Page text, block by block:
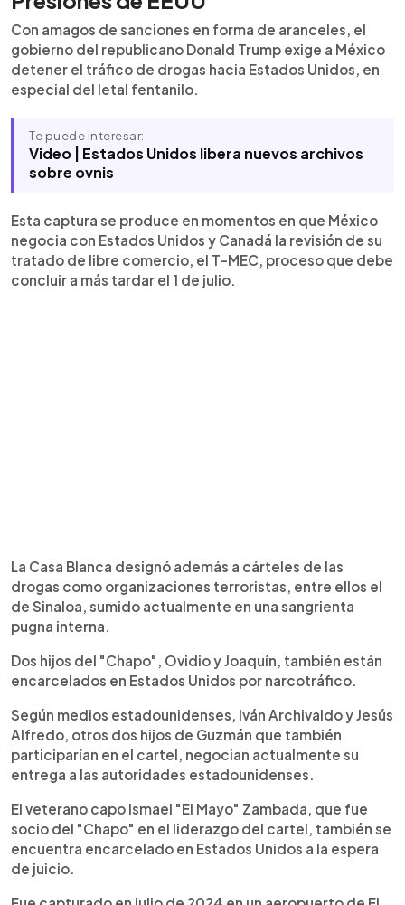
Con amagos de sanciones en forma de aranceles, el
gobierno del republicano Donald Trump exige a México
detener el tráfico de drogas hacia Estados Unidos, en
especial del letal fentanilo.
Te puede interesar:
Video | Estados Unidos libera nuevos archivos
sobre ovnis
Esta captura se produce en momentos en que México
negocia con Estados Unidos y Canadá la revisión de su
tratado de libre comercio, el T-MEC, proceso que debe
concluir a más tardar el 1 de julio.
La Casa Blanca designó además a cárteles de las
drogas como organizaciones terroristas, entre ellos el
de Sinaloa, sumido actualmente en una sangrienta
pugna interna.
Dos hijos del "Chapo", Ovidio y Joaquín, también están
encarcelados en Estados Unidos por narcotráfico.
Según medios estadounidenses, Iván Archivaldo y Jesús
Alfredo, otros dos hijos de Guzmán que también
participarían en el cartel, negocian actualmente su
entrega a las autoridades estadounidenses.
El veterano capo Ismael "El Mayo" Zambada, que fue
socio del "Chapo" en el liderazgo del cartel, también se
encuentra encarcelado en Estados Unidos a la espera
de juicio.